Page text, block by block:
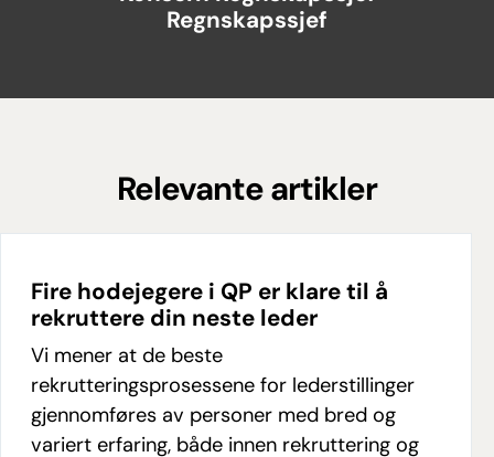
Regnskapssjef
Relevante artikler
Fire hodejegere i QP er klare til å
rekruttere din neste leder
Vi mener at de beste
rekrutteringsprosessene for lederstillinger
gjennomføres av personer med bred og
variert erfaring, både innen rekruttering og